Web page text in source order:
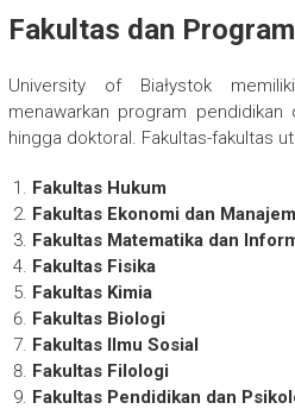
Fakultas dan
University of Białystok
menawarkan program pendidikan
hingga doktoral. Fakultas-fakultas
Fakultas Hukum
Fakultas Ekonomi dan
Fakultas Matematika dan
Fakultas Fisika
Fakultas Kimia
Fakultas Biologi
Fakultas Ilmu Sosial
Fakultas Filologi
Fakultas Pendidikan dan